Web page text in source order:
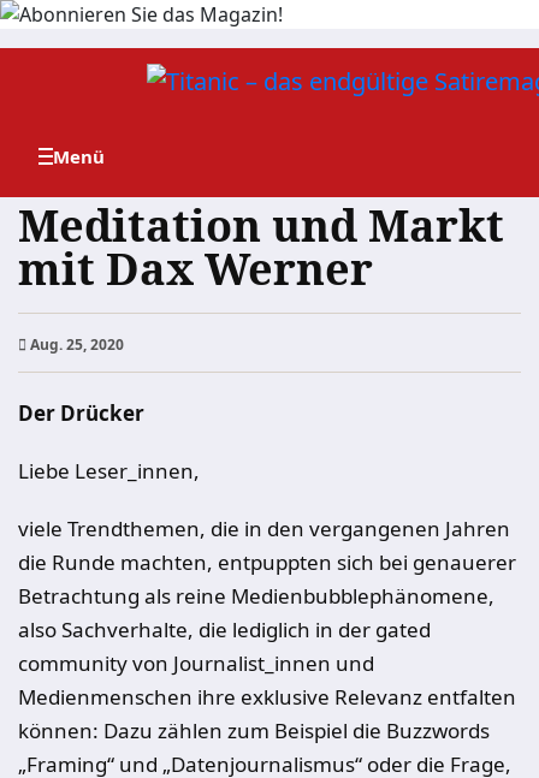
Zum
Meditation und Markt
mit Dax Werner
Aug. 25, 2020
Der Drücker
Liebe Leser_innen,
viele Trendthemen, die in den vergangenen Jahren
die Runde machten, entpuppten sich bei genauerer
Betrachtung als reine Medienbubblephänomene,
also Sachverhalte, die lediglich in der gated
community von Journalist_innen und
Medienmenschen ihre exklusive Relevanz entfalten
können: Dazu zählen zum Beispiel die Buzzwords
„Framing“ und „Datenjournalismus“ oder die Frage,